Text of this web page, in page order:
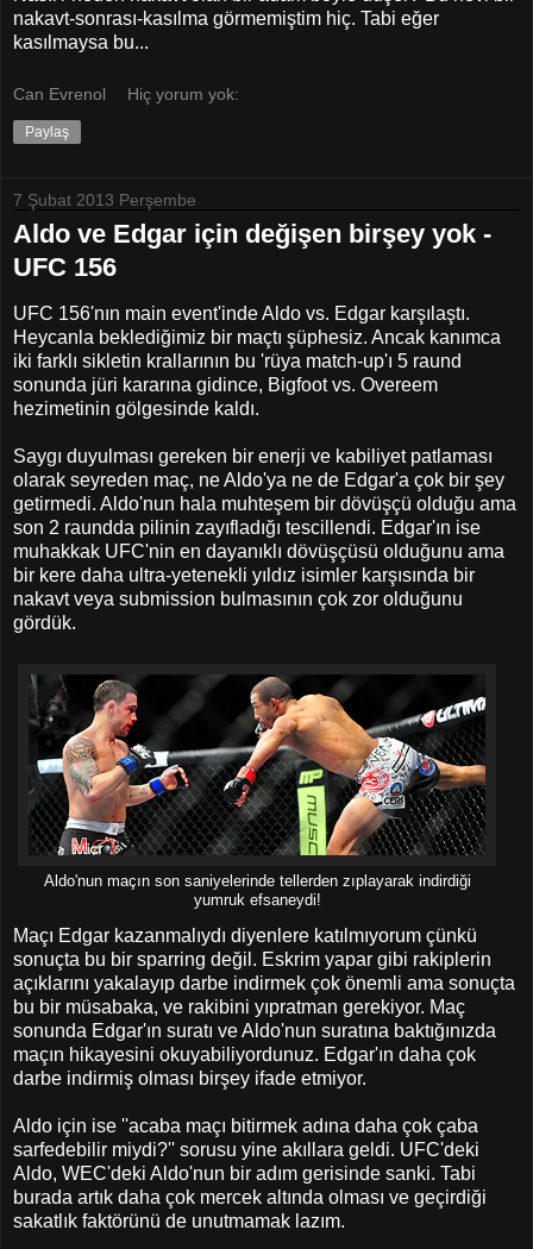
nakavt-sonrası-kasılma görmemiştim hiç. Tabi eğer
kasılmaysa bu...
Can Evrenol Hiç yorum yok:
Paylaş
7 Şubat 2013 Perşembe
Aldo ve Edgar için değişen birşey yok -
UFC 156
UFC 156'nın main event'inde Aldo vs. Edgar karşılaştı.
Heycanla beklediğimiz bir maçtı şüphesiz. Ancak kanımca
iki farklı sikletin krallarının bu 'rüya match-up'ı 5 raund
sonunda jüri kararına gidince, Bigfoot vs. Overeem
hezimetinin gölgesinde kaldı.
Saygı duyulması gereken bir enerji ve kabiliyet patlaması
olarak seyreden maç, ne Aldo'ya ne de Edgar'a çok bir şey
getirmedi. Aldo'nun hala muhteşem bir dövüşçü olduğu ama
son 2 raundda pilinin zayıfladığı tescillendi. Edgar'ın ise
muhakkak UFC'nin en dayanıklı dövüşçüsü olduğunu ama
bir kere daha ultra-yetenekli yıldız isimler karşısında bir
nakavt veya submission bulmasının çok zor olduğunu
gördük.
Aldo'nun maçın son saniyelerinde tellerden zıplayarak indirdiği
yumruk efsaneydi!
Maçı Edgar kazanmalıydı diyenlere katılmıyorum çünkü
sonuçta bu bir sparring değil. Eskrim yapar gibi rakiplerin
açıklarını yakalayıp darbe indirmek çok önemli ama sonuçta
bu bir müsabaka, ve rakibini yıpratman gerekiyor. Maç
sonunda Edgar'ın suratı ve Aldo'nun suratına baktığınızda
maçın hikayesini okuyabiliyordunuz. Edgar'ın daha çok
darbe indirmiş olması birşey ifade etmiyor.
Aldo için ise ''acaba maçı bitirmek adına daha çok çaba
sarfedebilir miydi?'' sorusu yine akıllara geldi. UFC'deki
Aldo, WEC'deki Aldo'nun bir adım gerisinde sanki. Tabi
burada artık daha çok mercek altında olması ve geçirdiği
sakatlık faktörünü de unutmamak lazım.